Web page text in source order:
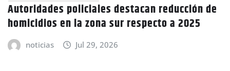
Autoridades policiales destacan reducción de
homicidios en la zona sur respecto a 2025
noticias Jul 29, 2026